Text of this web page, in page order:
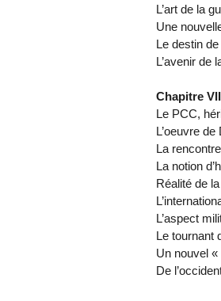
L’art de la
Une
Le destin de
L’avenir de
Chapitre
Le PCC,
L’oeuvre de
La
La notion
Réalité de
L’aspect
Le tournant
Un nouvel
De